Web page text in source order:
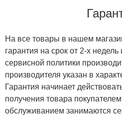
На все товары в нашем
гарантия на срок от 2-х
сервисной политики
производителя указан в
Гарантия начинает
получения товара
обслуживанием занимаются